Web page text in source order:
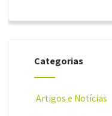
Categorias
Artigos e Notícias